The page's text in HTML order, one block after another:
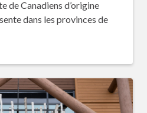
de Canadiens d’origine
dans les provinces de